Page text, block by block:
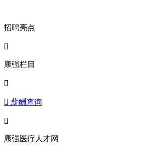
招聘亮点

康强栏目

 薪酬查询

康强医疗人才网